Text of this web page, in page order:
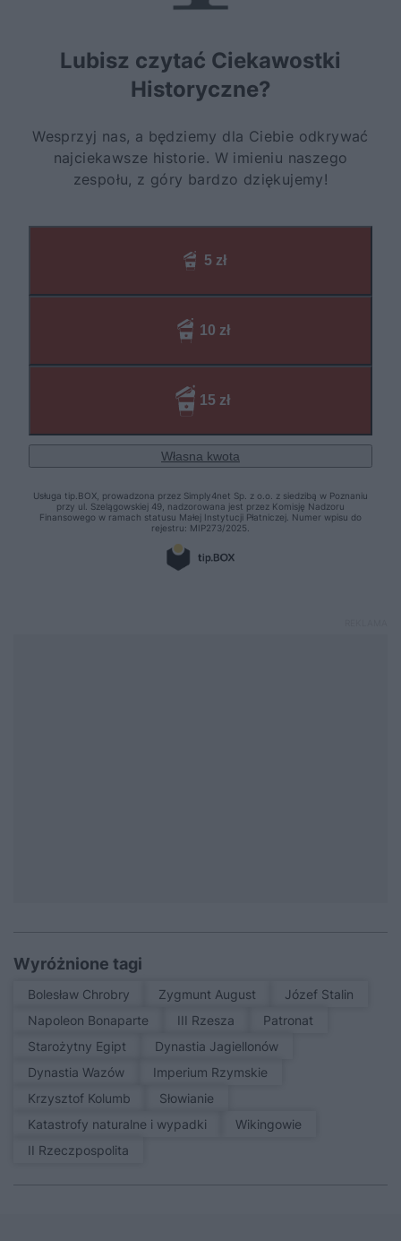
Wyróżnione tagi
Bolesław Chrobry Zygmunt August
Józef Stalin
Napoleon Bonaparte
III Rzesza
patronat
Starożytny Egipt
Dynastia Jagiellonów
Dynastia Wazów
Imperium Rzymskie
Krzysztof Kolumb
Słowianie
Katastrofy naturalne i wypadki
Wikingowie
II Rzeczpospolita